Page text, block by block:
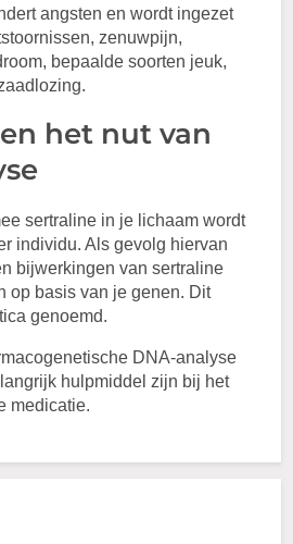
angsten en wordt ingezet
zenuwpijn,
bepaalde soorten jeuk,
het nut van
sertraline in je lichaam wordt
individu. Als gevolg hiervan
bijwerkingen van sertraline
op basis van je genen. Dit
genoemd.
DNA-analyse
hulpmiddel zijn bij het
medicatie.